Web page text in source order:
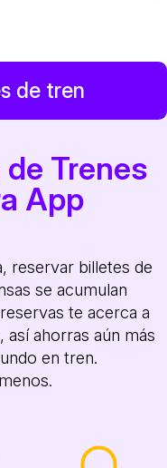
de tren
de Trenes
App
reservar billetes de
se acumulan
te acerca a
ahorras aún más
en tren.